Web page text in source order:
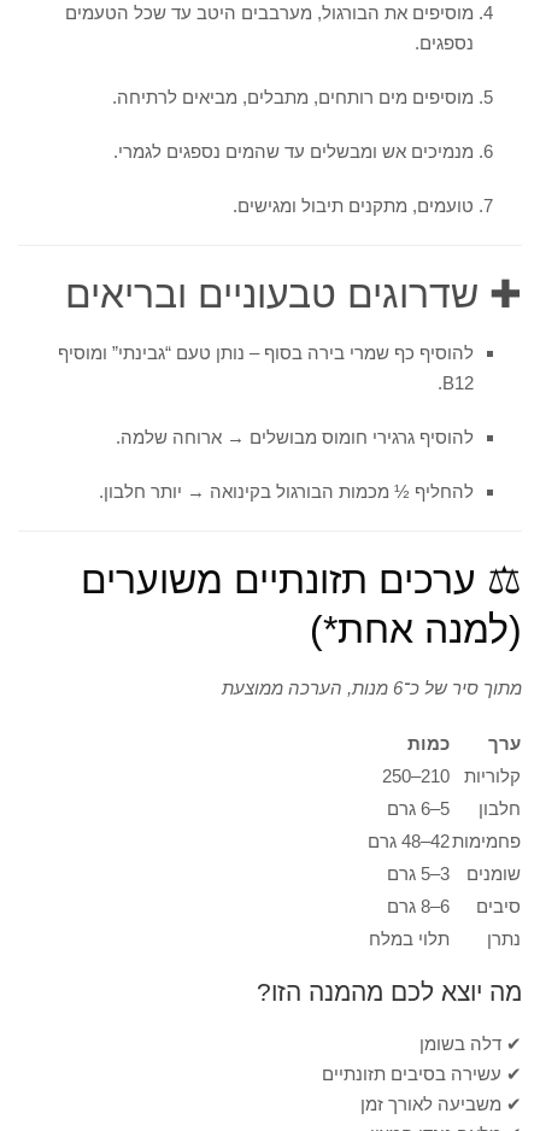
מוסיפים את הבורגול, מערבבים היטב עד שכל הטעמים
נספגים.
מוסיפים מים רותחים, מתבלים, מביאים לרתיחה.
מנמיכים אש ומבשלים עד שהמים נספגים לגמרי.
טועמים, מתקנים תיבול ומגישים.
✚ שדרוגים טבעוניים ובריאים
להוסיף כף שמרי בירה בסוף – נותן טעם “גבינתי” ומוסיף
B12.
להוסיף גרגירי חומוס מבושלים → ארוחה שלמה.
להחליף ½ מכמות הבורגול בקינואה → יותר חלבון.
⚖️ ערכים תזונתיים משוערים
(למנה אחת*)
מתוך סיר של כ־6 מנות, הערכה ממוצעת
ערך
כמות
קלוריות
210–250
חלבון
5–6 גרם
פחמימות42–48 גרם
שומנים
3–5 גרם
סיבים
6–8 גרם
נתרן
תלוי במלח
מה יוצא לכם מהמנה הזו?
✔ דלה בשומן
✔ עשירה בסיבים תזונתיים
✔ משביעה לאורך זמן